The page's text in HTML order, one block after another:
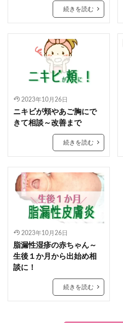
続きを読む
2023年10月26日
ニキビが頬やあご胸にで
きて相談～改善まで
続きを読む
2023年10月26日
脂漏性湿疹の赤ちゃん～
生後１か月から出始め相
談に！
続きを読む